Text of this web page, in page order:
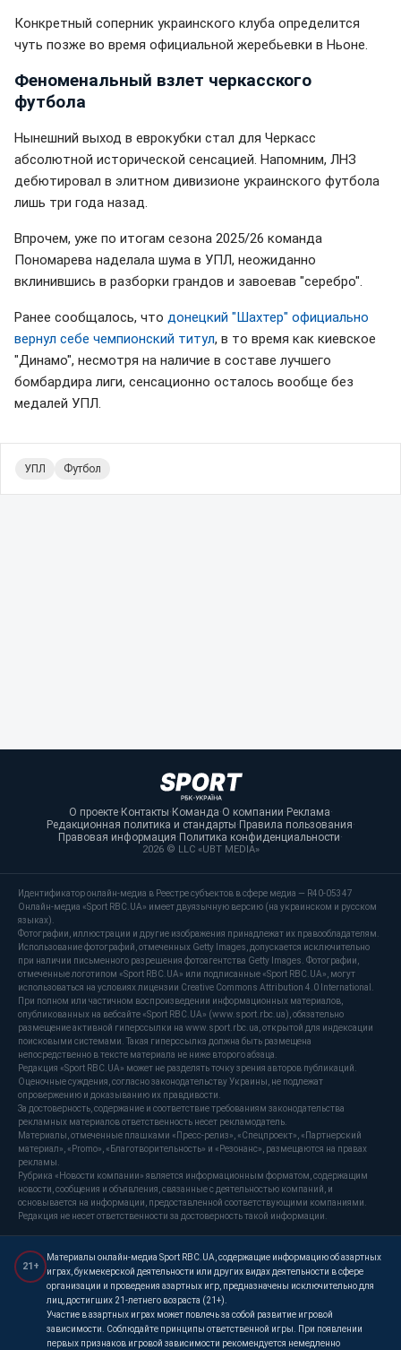
Конкретный соперник украинского клуба определится
чуть позже во время официальной жеребьевки в Ньоне.
Феноменальный взлет черкасского
футбола
Нынешний выход в еврокубки стал для Черкасс
абсолютной исторической сенсацией. Напомним, ЛНЗ
дебютировал в элитном дивизионе украинского футбола
лишь три года назад.
Впрочем, уже по итогам сезона 2025/26 команда
Пономарева наделала шума в УПЛ, неожиданно
вклинившись в разборки грандов и завоевав "серебро".
Ранее сообщалось, что донецкий "Шахтер" официально
вернул себе чемпионский титул, в то время как киевское
"Динамо", несмотря на наличие в составе лучшего
бомбардира лиги, сенсационно осталось вообще без
медалей УПЛ.
УПЛ Футбол
О проекте·Контакты·Команда·О компании·Реклама·
Редакционная политика и стандарты·Правила пользования·
Правовая информация·Политика конфиденциальности·
2026 © LLC «UBT MEDIA»
Идентификатор онлайн-медиа в Реестре субъектов в сфере медиа — R40-05347
Онлайн-медиа «Sport RBC.UA» имеет двуязычную версию (на украинском и русском
языках).
Фотографии, иллюстрации и другие изображения принадлежат их правообладателям.
Использование фотографий, отмеченных Getty Images, допускается исключительно
при наличии письменного разрешения фотоагентства Getty Images. Фотографии,
отмеченные логотипом «Sport RBC.UA» или подписанные «Sport RBC.UA», могут
использоваться на условиях лицензии Creative Commons Attribution 4.0 International.
При полном или частичном воспроизведении информационных материалов,
опубликованных на вебсайте «Sport RBC.UA» (www.sport.rbc.ua), обязательно
размещение активной гиперссылки на www.sport.rbc.ua, открытой для индексации
поисковыми системами. Такая гиперссылка должна быть размещена
непосредственно в тексте материала не ниже второго абзаца.
Редакция «Sport RBC.UA» может не разделять точку зрения авторов публикаций.
Оценочные суждения, согласно законодательству Украины, не подлежат
опровержению и доказыванию их правдивости.
За достоверность, содержание и соответствие требованиям законодательства
рекламных материалов ответственность несет рекламодатель.
Материалы, отмеченные плашками «Пресс-релиз», «Спецпроект», «Партнерский
материал», «Promo», «Благотворительность» и «Резонанс», размещаются на правах
рекламы.
Рубрика «Новости компании» является информационным форматом, содержащим
новости, сообщения и объявления, связанные с деятельностью компаний, и
основывается на информации, предоставленной соответствующими компаниями.
Редакция не несет ответственности за достоверность такой информации.
21+
Материалы онлайн-медиа Sport RBC.UA, содержащие информацию об азартных
играх, букмекерской деятельности или других видах деятельности в сфере
организации и проведения азартных игр, предназначены исключительно для
лиц, достигших 21-летнего возраста (21+).
Участие в азартных играх может повлечь за собой развитие игровой
зависимости. Соблюдайте принципы ответственной игры. При появлении
первых признаков игровой зависимости рекомендуется немедленно